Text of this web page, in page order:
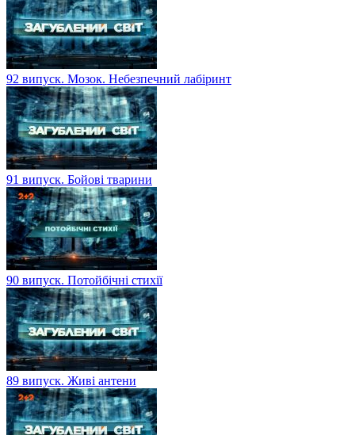
92 випуск. Мозок. Небезпечний лабіринт
91 випуск. Бойові тварини
90 випуск. Потойбічні стихії
89 випуск. Живі антени